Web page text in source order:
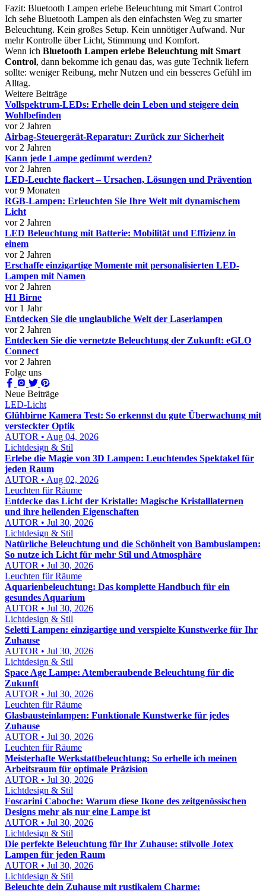
Fazit: Bluetooth Lampen erlebe Beleuchtung mit Smart Control
Ich sehe Bluetooth Lampen als den einfachsten Weg zu smarter
Beleuchtung. Kein großes Setup. Kein unnötiger Aufwand. Nur
mehr Kontrolle über Licht, Stimmung und Komfort.
Wenn ich Bluetooth Lampen erlebe Beleuchtung mit Smart
Control, dann bekomme ich genau das, was gute Technik liefern
sollte: weniger Reibung, mehr Nutzen und ein besseres Gefühl im
Alltag.
Weitere Beiträge
Vollspektrum-LEDs: Erhelle dein Leben und steigere dein
Wohlbefinden
vor 2 Jahren
Airbag-Steuergerät-Reparatur: Zurück zur Sicherheit
vor 2 Jahren
Kann jede Lampe gedimmt werden?
vor 2 Jahren
LED-Leuchte flackert – Ursachen, Lösungen und Prävention
vor 9 Monaten
RGB-Lampen: Erleuchten Sie Ihre Welt mit dynamischem
Licht
vor 2 Jahren
LED Beleuchtung mit Batterie: Mobilität und Effizienz in
einem
vor 2 Jahren
Erschaffe einzigartige Momente mit personalisierten LED-
Lampen mit Namen
vor 2 Jahren
H1 Birne
vor 1 Jahr
Entdecken Sie die unglaubliche Welt der Laserlampen
vor 2 Jahren
Entdecken Sie die vernetzte Beleuchtung der Zukunft: eGLO
Connect
vor 2 Jahren
Folge uns
Neue Beiträge
LED-Licht
Glühbirne Kamera Test: So erkennst du gute Überwachung mit
versteckter Optik
AUTOR • Aug 04, 2026
Lichtdesign & Stil
Erlebe die Magie von 3D Lampen: Leuchtendes Spektakel für
jeden Raum
AUTOR • Aug 02, 2026
Leuchten für Räume
Entdecke das Licht der Kristalle: Magische Kristalllaternen
und ihre heilenden Eigenschaften
AUTOR • Jul 30, 2026
Lichtdesign & Stil
Natürliche Beleuchtung und die Schönheit von Bambuslampen:
So nutze ich Licht für mehr Stil und Atmosphäre
AUTOR • Jul 30, 2026
Leuchten für Räume
Aquarienbeleuchtung: Das komplette Handbuch für ein
gesundes Aquarium
AUTOR • Jul 30, 2026
Lichtdesign & Stil
Seletti Lampen: einzigartige und verspielte Kunstwerke für Ihr
Zuhause
AUTOR • Jul 30, 2026
Lichtdesign & Stil
Space Age Lampe: Atemberaubende Beleuchtung für die
Zukunft
AUTOR • Jul 30, 2026
Leuchten für Räume
Glasbausteinlampen: Funktionale Kunstwerke für jedes
Zuhause
AUTOR • Jul 30, 2026
Leuchten für Räume
Meisterhafte Werkstattbeleuchtung: So erhelle ich meinen
Arbeitsraum für optimale Präzision
AUTOR • Jul 30, 2026
Lichtdesign & Stil
Foscarini Caboche: Warum diese Ikone des zeitgenössischen
Designs mehr als nur eine Lampe ist
AUTOR • Jul 30, 2026
Lichtdesign & Stil
Die perfekte Beleuchtung für Ihr Zuhause: stilvolle Jotex
Lampen für jeden Raum
AUTOR • Jul 30, 2026
Lichtdesign & Stil
Beleuchte dein Zuhause mit rustikalem Charme: